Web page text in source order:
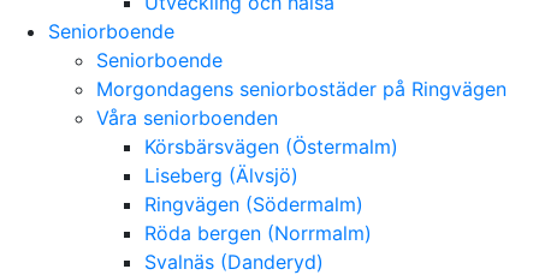
Seniorboende
Seniorboende
Morgondagens seniorbostäder på Ringvägen
Våra seniorboenden
Körsbärsvägen (Östermalm)
Liseberg (Älvsjö)
Ringvägen (Södermalm)
Röda bergen (Norrmalm)
Svalnäs (Danderyd)